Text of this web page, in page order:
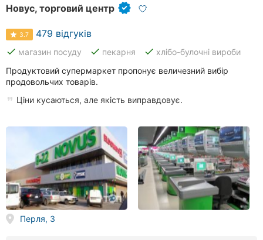
Новус, торговий центр
3.7 479 відгуків
done магазин посуду done пекарня done хлібо-булочні вироби
Продуктовий супермаркет пропонує величезний вибір
продовольчих товарів.
Ціни кусаються, але якість виправдовує.
Перля, 3